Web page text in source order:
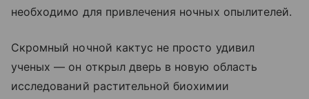
необходимо для привлечения ночных опылителей.
Скромный ночной кактус не просто удивил
ученых — он открыл дверь в новую область
исследований растительной биохимии